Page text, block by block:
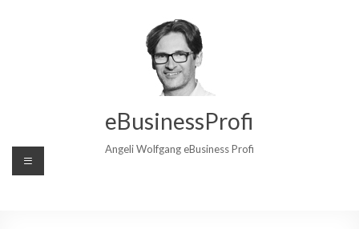
eBusinessProfi
Angeli Wolfgang eBusiness Profi